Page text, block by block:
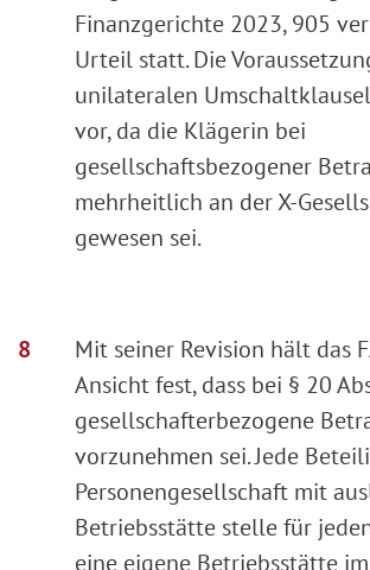
Finanzgerichte 2023, 905
Urteil statt. Die
unilateralen
vor, da die Klägerin bei
gesellschaftsbezogener
mehrheitlich an der X-
gewesen sei.
Mit seiner Revision hält das
Ansicht fest, dass bei § 20
gesellschafterbezogene
vorzunehmen sei. Jede
Personengesellschaft mit
Betriebsstätte stelle für
eine eigene Betriebsstätte